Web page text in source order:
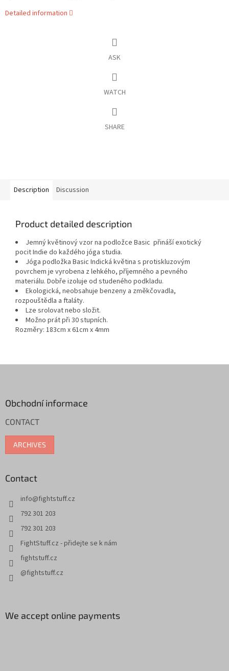
Detailed information
ASK
WATCH
SHARE
Description Discussion
Product detailed description
Jemný květinový vzor na podložce Basic přináší exotický
pocit Indie do každého jóga studia.
Jóga podložka Basic Indická květina s protiskluzovým
povrchem je vyrobena z lehkého, příjemného a pevného
materiálu. Dobře izoluje od studeného podkladu.
Ekologická, neobsahuje benzeny a změkčovadla,
rozpouštědla a ftaláty.
Lze srolovat nebo složit.
Možno prát při 30 stupních.
Rozměry: 183cm x 61cm x 4mm
Obchodní informace
CONTACT
ARCHIVES
Contact
info@fightstuff.cz
792 301 203
792 301 203
FightStuff.cz - přidejte se k nám
fightstuff.cz
@fightstuff.cz
We accept online payments